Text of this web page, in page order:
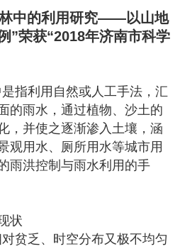
中的利用研究——以山地
”荣获“2018年济南市科学
指利用自然或人工手法，汇
的雨水，通过植物、沙土的
，并使之逐渐渗入土壤，涵
观用水、厕所用水等城市用
雨洪控制与雨水利用的手
状
贫乏、时空分布又极不均匀